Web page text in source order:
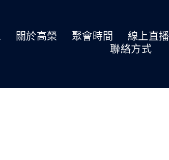
關於高榮 聚會時間 線上直播
聯絡方式